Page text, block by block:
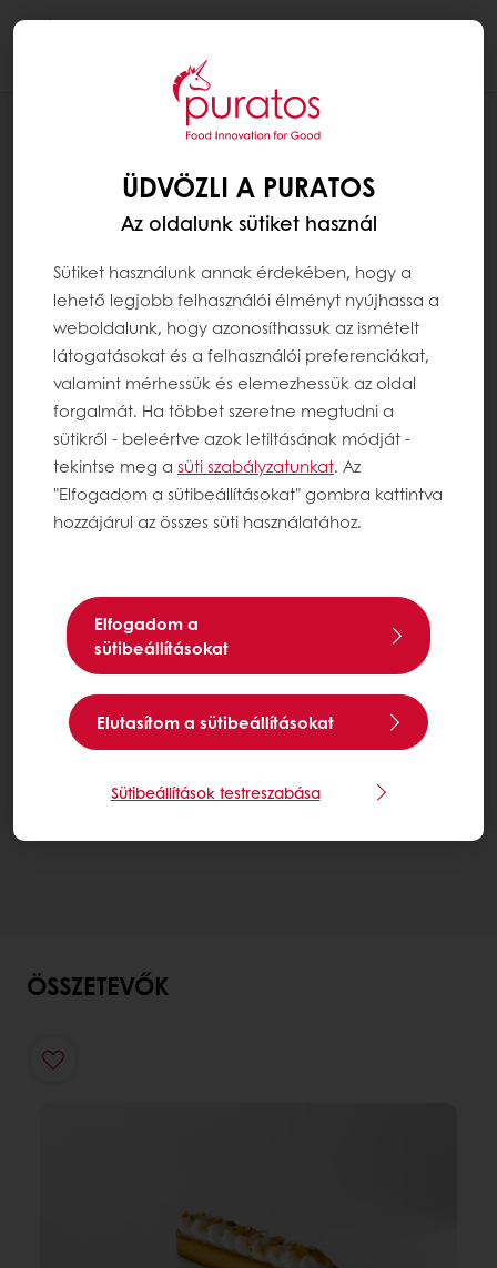
RECEPTEK
RÁKÓCZI TÚRÓS TART
ÖSSZETEVŐK
ÜDVÖZLI A PURATOS
Az oldalunk sütiket használ
Sütiket használunk annak érdekében, hogy a
lehető legjobb felhasználói élményt nyújhassa a
weboldalunk, hogy azonosíthassuk az ismételt
látogatásokat és a felhasználói preferenciákat,
valamint mérhessük és elemezhessük az oldal
forgalmát. Ha többet szeretne megtudni a
sütikről - beleértve azok letiltásának módját -
tekintse meg a süti szabályzatunkat. Az
"Elfogadom a sütibeállításokat" gombra kattintva
hozzájárul az összes süti használatához.
Elfogadom a
sütibeállításokat
Elutasítom a sütibeállításokat
Sütibeállítások testreszabása